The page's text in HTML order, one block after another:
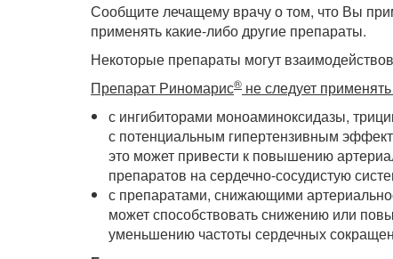
Сообщите лечащему врачу о том, что Вы
применять какие-либо другие препараты.
Некоторые препараты могут
Препарат Риномарис® не следует
с ингибиторами моноаминоксидазы,
с потенциальным гипертензивным
это может привести к повышению
препаратов на сердечно-сосудистую
с препаратами, снижающими
может способствовать снижению или
уменьшению частоты сердечных